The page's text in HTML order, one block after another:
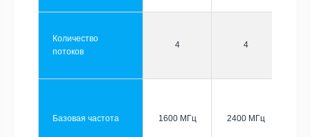
Количество
потоков
4 4
Базовая частота 1600 МГц 2400 МГц